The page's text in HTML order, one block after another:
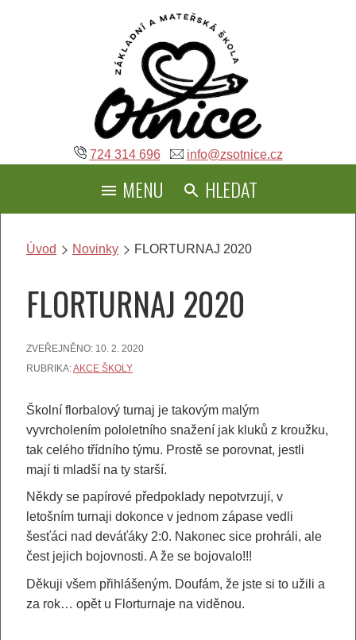
724 314 696 info@zsotnice.cz
MENU HLEDAT
Úvod Novinky FLORTURNAJ 2020
FLORTURNAJ 2020
ZVEŘEJNĚNO: 10. 2. 2020
RUBRIKA:AKCE ŠKOLY
Školní florbalový turnaj je takovým malým
vyvrcholením pololetního snažení jak kluků z kroužku,
tak celého třídního týmu. Prostě se porovnat, jestli
mají ti mladší na ty starší.
Někdy se papírové předpoklady nepotvrzují, v
letošním turnaji dokonce v jednom zápase vedli
šesťáci nad deváťáky 2:0. Nakonec sice prohráli, ale
čest jejich bojovnosti. A že se bojovalo!!!
Děkuji všem přihlášeným. Doufám, že jste si to užili a
za rok… opět u Florturnaje na viděnou.